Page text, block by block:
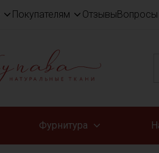
Покупателям ОтзывыВопросы
Фурнитура